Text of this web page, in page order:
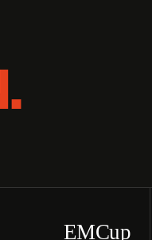
EMCup
BEKIJK PRODUCTIE